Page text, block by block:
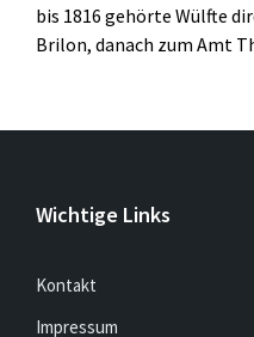
bis 1816 gehörte Wülfte
Brilon, danach zum Amt
Wichtige Links
Kontakt
Impressum